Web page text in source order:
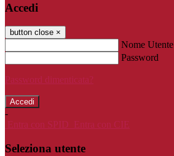
Accedi
button close ×
Nome Utente
Password
Password dimenticata?
-
Entra con SPID
Entra con CIE
Seleziona utente